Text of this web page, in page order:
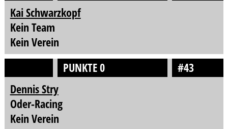
Kai Schwarzkopf
Kein Team
Kein Verein
PUNKTE 0
#43
Dennis Stry
Oder-Racing
Kein Verein